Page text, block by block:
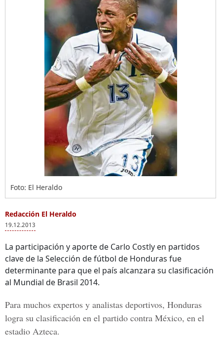
Foto: El Heraldo
Redacción El Heraldo
19.12.2013
La participación y aporte de Carlo Costly en partidos
clave de la Selección de fútbol de Honduras fue
determinante para que el país alcanzara su clasificación
al Mundial de Brasil 2014.
Para muchos expertos y analistas deportivos, Honduras
logra su clasificación en el partido contra México, en el
estadio Azteca.